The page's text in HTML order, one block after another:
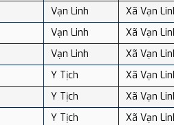
Vạn Linh
Xã Vạn
Vạn Linh
Xã Vạn
Vạn Linh
Xã Vạn
Y Tịch
Xã Vạn
Y Tịch
Xã Vạn
Y Tịch
Xã Vạn